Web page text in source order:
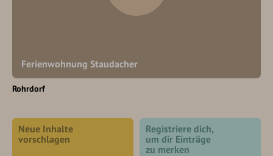
Ferienwohnung Staudacher
Rohrdorf
Neue Inhalte
vorschlagen
Registriere dich,
um dir Einträge
zu merken